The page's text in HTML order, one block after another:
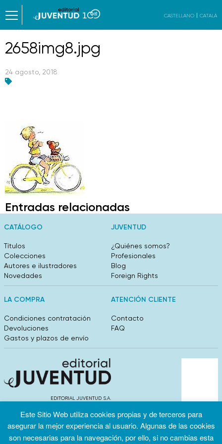
CASTELLANO CATALÀ
2658img8.jpg
24 agosto, 2018
Entradas relacionadas
CATÁLOGO
Títulos
Colecciones
Autores e ilustradores
Novedades
JUVENTUD
¿Quiénes somos?
Profesionales
Blog
Foreign Rights
LA COMPRA
Condiciones contratación
Devoluciones
Gastos y plazos de envío
ATENCIÓN CLIENTE
Contacto
FAQ
EDITORIAL JUVENTUD S.A.
info@editorialjuventud.es
(+34) 93 444 18 00
Este Sitio Web utiliza cookies propias y de terceros para
asegurar la mejor experiencia al usuario. Algunas de las cookies
son necesarias para la navegación, por ello, si no cambias esta